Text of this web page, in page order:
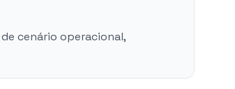
cenário operacional,